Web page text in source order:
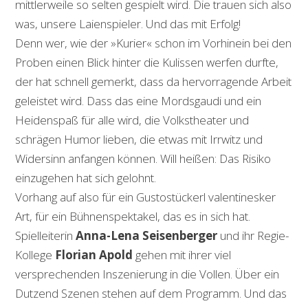
mittlerweile so selten gespielt wird. Die trauen sich also
was, unsere Laienspieler. Und das mit Erfolg!
Denn wer, wie der »Kurier« schon im Vorhinein bei den
Proben einen Blick hinter die Kulissen werfen durfte,
der hat schnell gemerkt, dass da hervorragende Arbeit
geleistet wird. Dass das eine Mordsgaudi und ein
Heidenspaß für alle wird, die Volkstheater und
schrägen Humor lieben, die etwas mit Irrwitz und
Widersinn anfangen können. Will heißen: Das Risiko
einzugehen hat sich gelohnt.
Vorhang auf also für ein Gustostückerl valentinesker
Art, für ein Bühnenspektakel, das es in sich hat.
SpielleiterinAnna-Lena Seisenberger und ihr Regie-
Kollege Florian Apold gehen mit ihrer viel
versprechenden Inszenierung in die Vollen. Über ein
Dutzend Szenen stehen auf dem Programm. Und das